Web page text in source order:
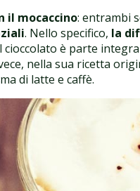
il mocaccino: entrambi
. Nello specifico, la
cioccolato è parte
nella sua ricetta
di latte e caffè.